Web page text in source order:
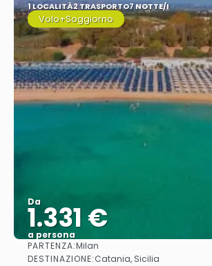
1 LOCALITÀ2 TRASPORTO7 NOTTE/I
Volo+Soggiorno
Da
1.331 €
a persona
Vedere
PARTENZA:Milan
DESTINAZIONE:Catania, Sicilia